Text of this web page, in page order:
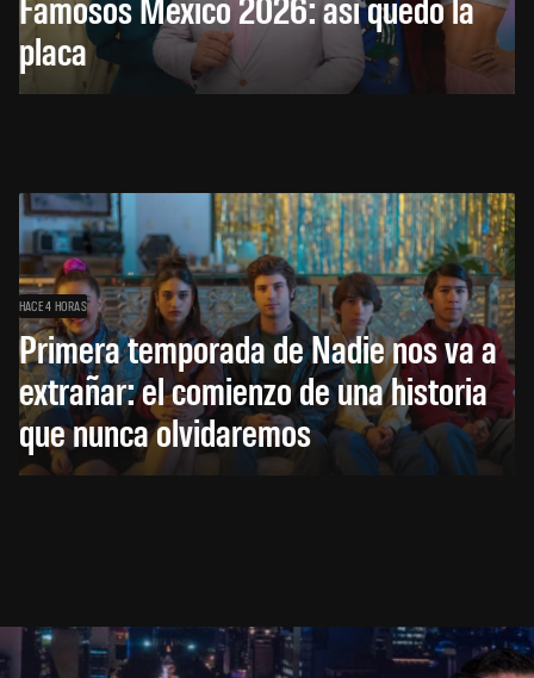
placa
HACE 4 HORAS
Primera temporada de Nadie nos va a
extrañar: el comienzo de una historia
que nunca olvidaremos